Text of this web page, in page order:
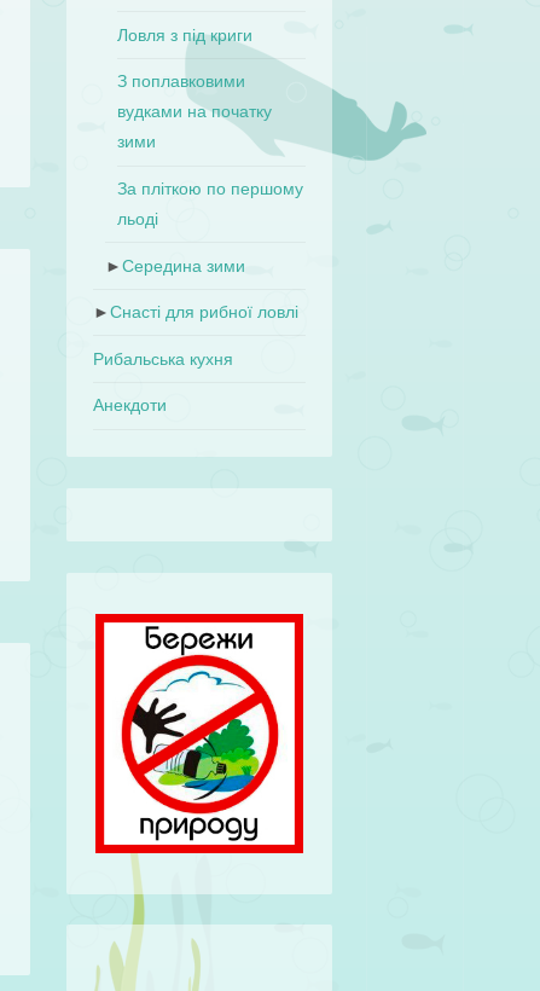
Ловля з під криги
З поплавковими
вудками на початку
зими
За пліткою по першому
льоді
►Середина зими
►Снасті для рибної ловлі
Рибальська кухня
Анекдоти